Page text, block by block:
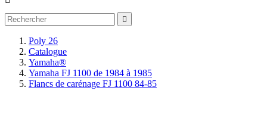

Poly 26
Catalogue
Yamaha®
Yamaha FJ 1100 de 1984 à 1985
Flancs de carénage FJ 1100 84-85